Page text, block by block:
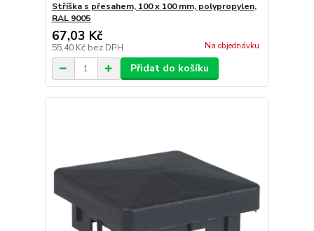
Stříška s přesahem, 100 x 100 mm, polypropylen,
RAL 9005
67,03 Kč
55,40 Kč bez DPH Na objednávku
Přidat do košíku